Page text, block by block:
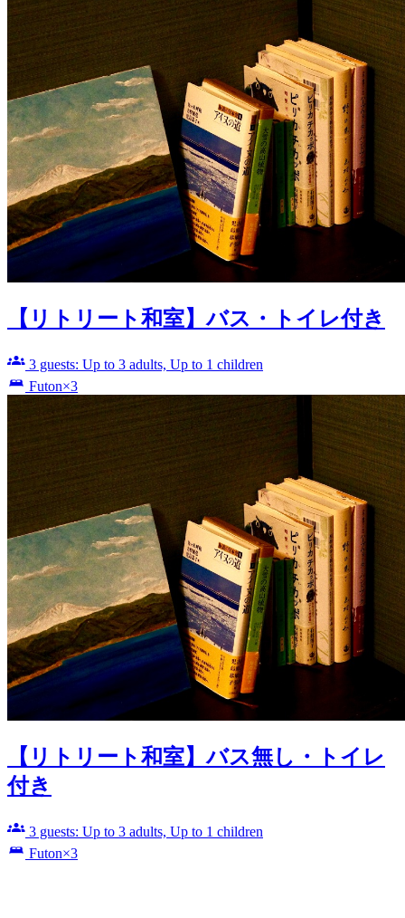
【リトリート和室】バス・トイレ付き
3 guests: Up to 3 adults, Up to 1 children
Futon×3
【リトリート和室】バス無し・トイレ
付き
3 guests: Up to 3 adults, Up to 1 children
Futon×3